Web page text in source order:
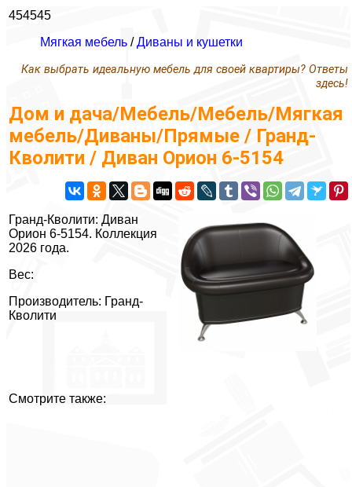
454545
Мягкая мебель /Диваны и кушетки
Как выбрать идеальную мебель для своей квартиры? Ответы
здесь!
Дом и дача/Мебель/Мебель/Мягкая
мебель/Диваны/Прямые / Гранд-
Кволити / Диван Орион 6-5154
Гранд-Кволити: Диван
Орион 6-5154. Коллекция
2026 года.
Вес:
Производитель: Гранд-
Кволити
Смотрите также: